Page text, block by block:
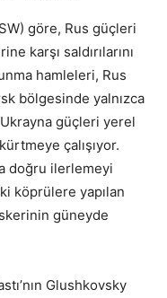
göre, Rus güçleri
karşı saldırılarını
hamleleri, Rus
bölgesinde yalnızca
güçleri yerel
çalışıyor.
doğru ilerlemeyi
köprülere yapılan
güneyde
Glushkovsky